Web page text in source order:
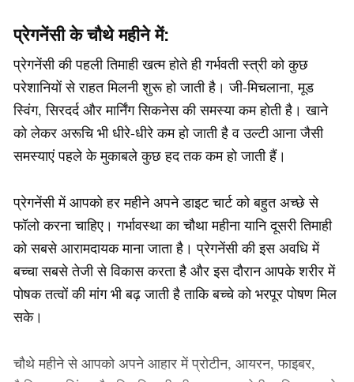
प्रेगनेंसी के चौथे महीने में:
प्रेगनेंसी की पहली तिमाही खत्म होते ही गर्भवती स्त्री को कुछ
परेशानियों से राहत मिलनी शुरू हो जाती है। जी-मिचलाना, मूड
स्विंग, सिरदर्द और मार्निंग सिकनेस की समस्या कम होती है। खाने
को लेकर अरूचि भी धीरे-धीरे कम हो जाती है व उल्टी आना जैसी
समस्याएं पहले के मुकाबले कुछ हद तक कम हो जाती हैं।
प्रेगनेंसी में आपको हर महीने अपने डाइट चार्ट को बहुत अच्छे से
फॉलो करना चाहिए। गर्भावस्था का चौथा महीना यानि दूसरी तिमाही
को सबसे आरामदायक माना जाता है। प्रेगनेंसी की इस अवधि में
बच्चा सबसे तेजी से विकास करता है और इस दौरान आपके शरीर में
पोषक तत्वों की मांग भी बढ़ जाती है ताकि बच्चे को भरपूर पोषण मिल
सके।
चौथे महीने से आपको अपने आहार में प्रोटीन, आयरन, फाइबर,